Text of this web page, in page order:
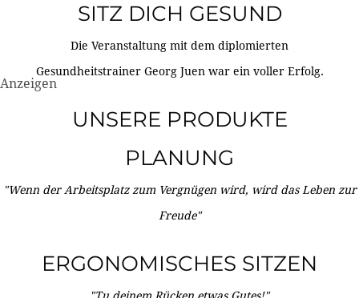
SITZ DICH GESUND
Die Veranstaltung mit dem diplomierten
Gesundheitstrainer Georg Juen war ein voller Erfolg.
Anzeigen
UNSERE PRODUKTE
PLANUNG
"Wenn der Arbeitsplatz zum Vergnügen wird, wird das Leben zur
Freude"
ERGONOMISCHES SITZEN